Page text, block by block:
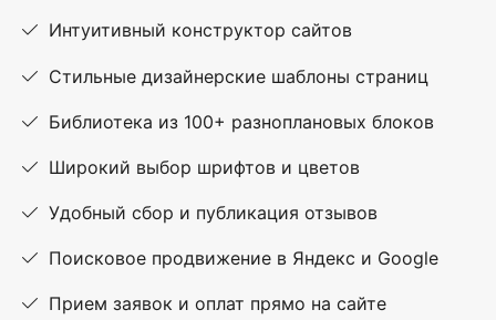
Интуитивный конструктор сайтов
Стильные дизайнерские шаблоны страниц
Библиотека из 100+ разноплановых блоков
Широкий выбор шрифтов и цветов
Удобный сбор и публикация отзывов
Поисковое продвижение в Яндекс и Google
Прием заявок и оплат прямо на сайте